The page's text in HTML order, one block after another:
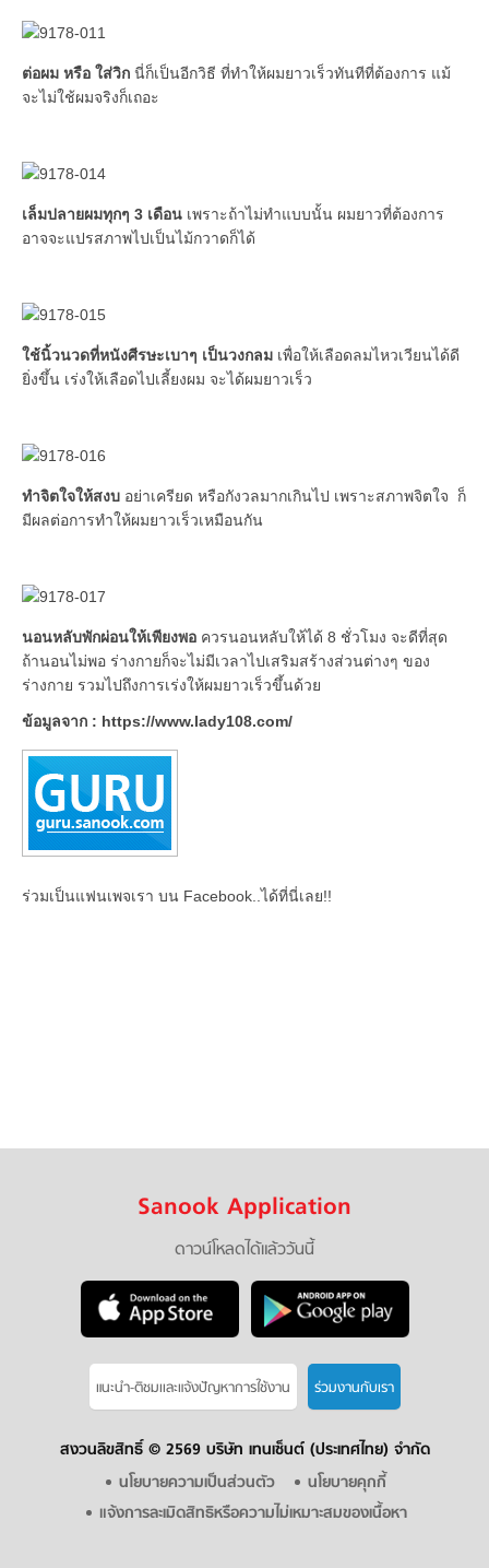
ต่อผม หรือ ใส่วิก นี่ก็เป็นอีกวิธี ที่ทำให้ผมยาวเร็วทันทีที่ต้องการ แม้
จะไม่ใช้ผมจริงก็เถอะ
เล็มปลายผมทุกๆ 3 เดือน เพราะถ้าไม่ทำแบบนั้น ผมยาวที่ต้องการ
อาจจะแปรสภาพไปเป็นไม้กวาดก็ได้
ใช้นิ้วนวดที่หนังศีรษะเบาๆ เป็นวงกลม เพื่อให้เลือดลมไหวเวียนได้ดี
ยิ่งขึ้น เร่งให้เลือดไปเลี้ยงผม จะได้ผมยาวเร็ว
ทำจิตใจให้สงบ อย่าเครียด หรือกังวลมากเกินไป เพราะสภาพจิตใจ ก็
มีผลต่อการทำให้ผมยาวเร็วเหมือนกัน
นอนหลับพักผ่อนให้เพียงพอ ควรนอนหลับให้ได้ 8 ชั่วโมง จะดีที่สุด
ถ้านอนไม่พอ ร่างกายก็จะไม่มีเวลาไปเสริมสร้างส่วนต่างๆ ของ
ร่างกาย รวมไปถึงการเร่งให้ผมยาวเร็วขึ้นด้วย
ข้อมูลจาก : https://www.lady108.com/
ร่วมเป็นแฟนเพจเรา บน Facebook..ได้ที่นี่เลย!!
Sanook Application
ดาวน์โหลดได้แล้ววันนี้
แนะนำ-ติชมเเละแจ้งปัญหาการใช้งาน ร่วมงานกับเรา
สงวนลิขสิทธิ์ © 2569 บริษัท เทนเซ็นต์ (ประเทศไทย) จำกัด
นโยบายความเป็นส่วนตัว
นโยบายคุกกี้
แจ้งการละเมิดสิทธิหรือความไม่เหมาะสมของเนื้อหา